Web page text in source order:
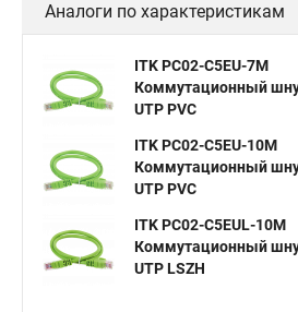
Аналоги по характеристикам
ITK PC02-C5EU-7M
Коммутационный
UTP PVC
ITK PC02-C5EU-10M
Коммутационный
UTP PVC
ITK PC02-C5EUL-10M
Коммутационный
UTP LSZH